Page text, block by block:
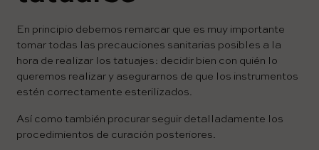
En principio debemos remarcar que es muy importante
tomar todas las precauciones sanitarias posibles a la
hora de realizar los tatuajes: decidir bien con quién lo
queremos realizar y asegurarnos de que los instrumentos
estén correctamente esterilizados.
Así como también procurar seguir detalladamente los
procedimientos de curación posteriores.